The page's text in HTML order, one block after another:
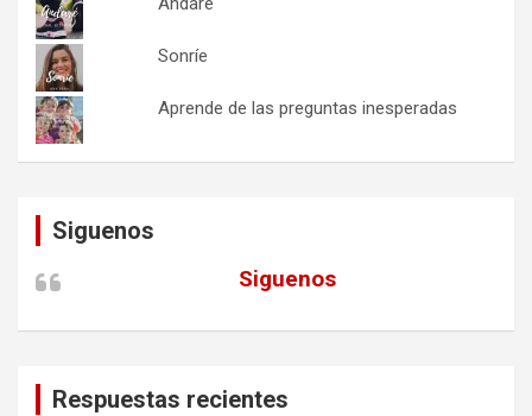
Sonríe
Aprende de las preguntas inesperadas
Siguenos
Siguenos
Respuestas recientes